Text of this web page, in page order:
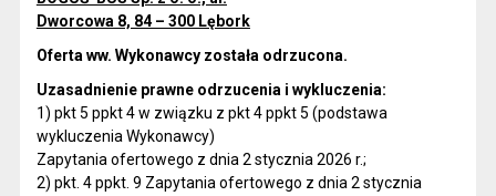
Dworcowa 8, 84 – 300 Lębork
Oferta ww. Wykonawcy została odrzucona.
Uzasadnienie prawne odrzucenia i wykluczenia:
1) pkt 5 ppkt 4 w związku z pkt 4 ppkt 5 (podstawa
wykluczenia Wykonawcy)
Zapytania ofertowego z dnia 2 stycznia 2026 r.;
2) pkt. 4 ppkt. 9 Zapytania ofertowego z dnia 2 stycznia